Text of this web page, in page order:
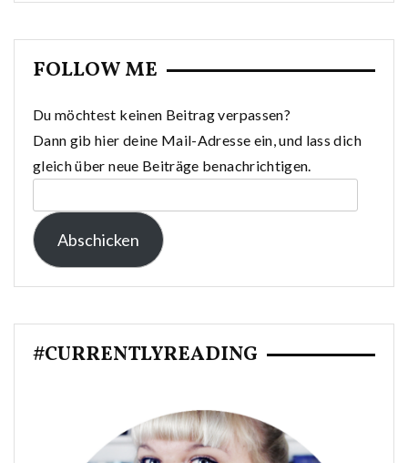
FOLLOW ME
Du möchtest keinen Beitrag verpassen?
Dann gib hier deine Mail-Adresse ein, und lass dich
gleich über neue Beiträge benachrichtigen.
Mail-
Adresse:
Abschicken
#CURRENTLYREADING